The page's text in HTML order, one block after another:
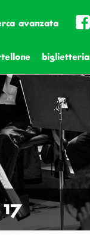
avanzata
biglietteria